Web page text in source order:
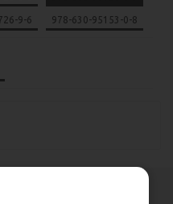
9-6 978-630-95153-0-8